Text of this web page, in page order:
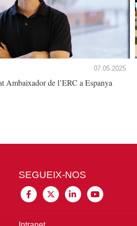
07.05.2025
Ambaixador de l’ERC a Espanya
SEGUEIX-NOS